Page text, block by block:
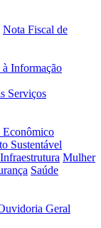
Nota Fiscal de
à Informação
Serviços
Econômico
Sustentável
Infraestrutura Mulher
Saúde
Geral